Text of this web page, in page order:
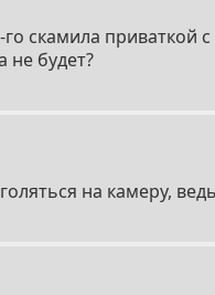
скамила приваткой
не будет?
на камеру,